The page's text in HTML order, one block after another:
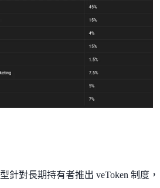
針對長期持有者推出 veToken 制度